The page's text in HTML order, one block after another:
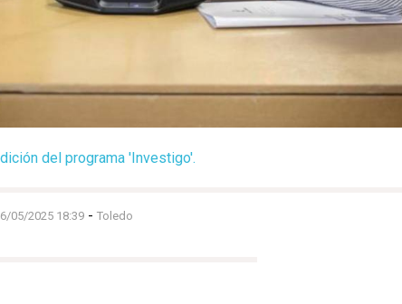
del programa 'Investigo'.
05/2025 18:39 - Toledo